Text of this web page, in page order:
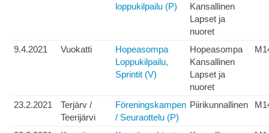
loppukilpailu (P)
Kansallinen
Lapset ja
nuoret
9.4.2021 Vuokatti
Hopeasompa
Loppukilpailu,
Sprintit (V)
Hopeasompa
Kansallinen
Lapset ja
nuoret
23.2.2021
Terjärv /
Teerijärvi
Föreningskampen
/ Seuraottelu (P)
Piirikunnallinen